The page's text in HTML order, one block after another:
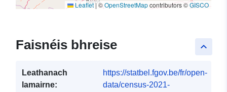
Leaflet|©OpenStreetMapcontributors ©GISCO
keyboard_arrow_up
Faisnéis bhreise
Leathanach
lamairne:
https://statbel.fgov.be/fr/open-
data/census-2021-